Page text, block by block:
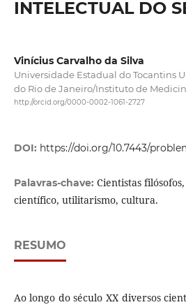
INTELECTUAL DO
Vinícius Carvalho da Silva
Universidade Estadual do Tocantins
do Rio de Janeiro/Instituto de
http://orcid.org/0000-0002-1061-2727
DOI: https://doi.org/10.7443/
Palavras-chave: Cientistas
científico, utilitarismo, cultura.
RESUMO
Ao longo do século XX diversos